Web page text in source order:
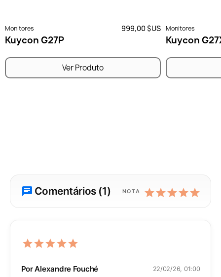
Monitores 999,00 $US
Kuycon G27P
Ver Produto
Monitores
Kuycon
Comentários (1) NOTA
22/02/26, 01:00
Por Alexandre Fouché